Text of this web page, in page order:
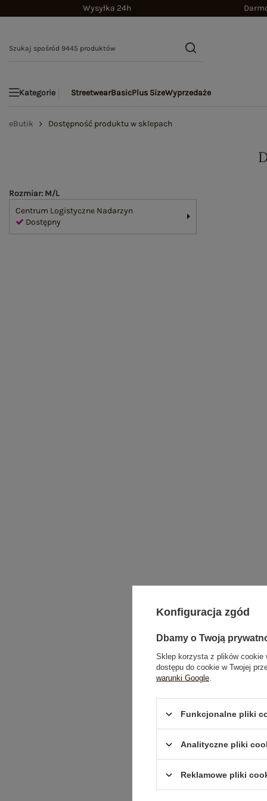
Wysyłka 24h
Kategorie StreetwearBasicPlus SizeWyprzedaże
eButik Dostępność produktu w sklepach
Rozmiar: M/L
Centrum Logistyczne Nadarzyn
Dostępny
Konfiguracja zgód
Dbamy o Twoją
Sklep korzysta z plików cookie
dostępu do cookie w Twojej
warunki Google
Funkcjonalne pliki
Analityczne pliki
Reklamowe pliki